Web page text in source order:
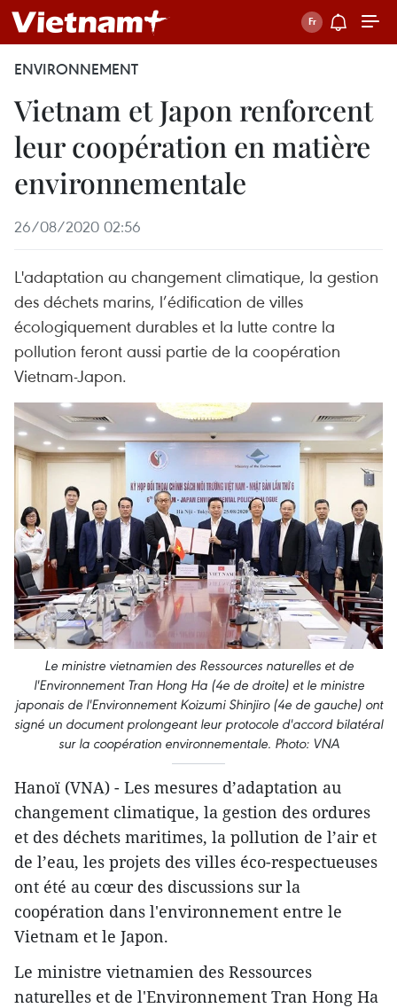
ENVIRONNEMENT
Vietnam et Japon renforcent
leur coopération en matière
environnementale
26/08/2020 02:56
L'adaptation au changement climatique, la gestion
des déchets marins, l’édification de villes
écologiquement durables et la lutte contre la
pollution feront aussi partie de la coopération
Vietnam-Japon.
Le ministre vietnamien des Ressources naturelles et de
l'Environnement Tran Hong Ha (4e de droite) et le ministre
japonais de l'Environnement Koizumi Shinjiro (4e de gauche) ont
signé un document prolongeant leur protocole d'accord bilatéral
sur la coopération environnementale. Photo: VNA
Hanoï (VNA) - Les mesures d’adaptation au
changement climatique, la gestion des ordures
et des déchets maritimes, la pollution de l’air et
de l’eau, les projets des villes éco-respectueuses
ont été au cœur des discussions sur la
coopération dans l'environnement entre le
Vietnam et le Japon.
Le ministre vietnamien des Ressources
naturelles et de l'Environnement Tran Hong Ha